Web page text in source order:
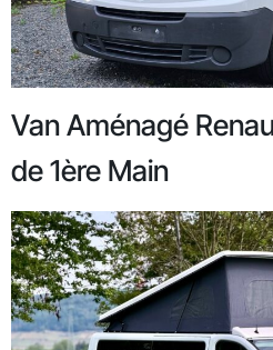
Van Aménagé
de 1ère Main